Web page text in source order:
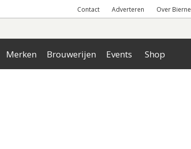
Contact Adverteren Over
Merken Brouwerijen Events Shop